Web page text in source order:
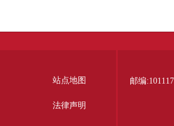
站点地图
法律声明
邮编:101117